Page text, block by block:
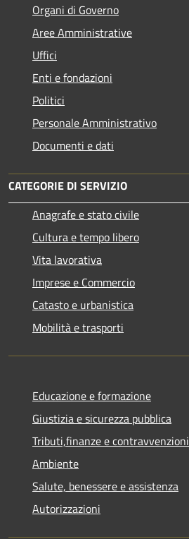
Organi di Governo
Aree Amministrative
Uffici
Enti e fondazioni
Politici
Personale Amministrativo
Documenti e dati
CATEGORIE DI SERVIZIO
Anagrafe e stato civile
Cultura e tempo libero
Vita lavorativa
Imprese e Commercio
Catasto e urbanistica
Mobilità e trasporti
Educazione e formazione
Giustizia e sicurezza pubblica
Tributi,finanze e contravvenzioni
Ambiente
Salute, benessere e assistenza
Autorizzazioni